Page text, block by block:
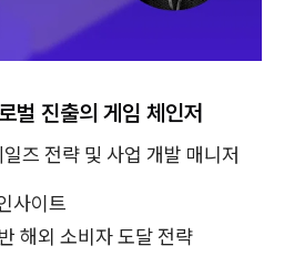
벌 진출의 게임 체인저
즈 전략 및 사업 개발 매니저
사이트
해외 소비자 도달 전략